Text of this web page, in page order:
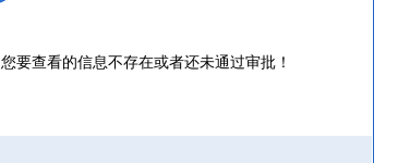
您要查看的信息不存在或者还未通过审批！